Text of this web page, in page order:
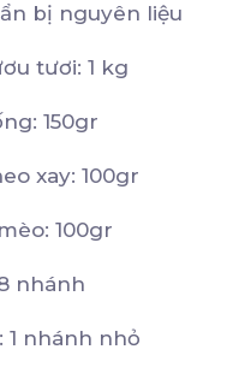
bị nguyên liệu
tươi: 1 kg
150gr
xay: 100gr
100gr
nhánh
1 nhánh nhỏ